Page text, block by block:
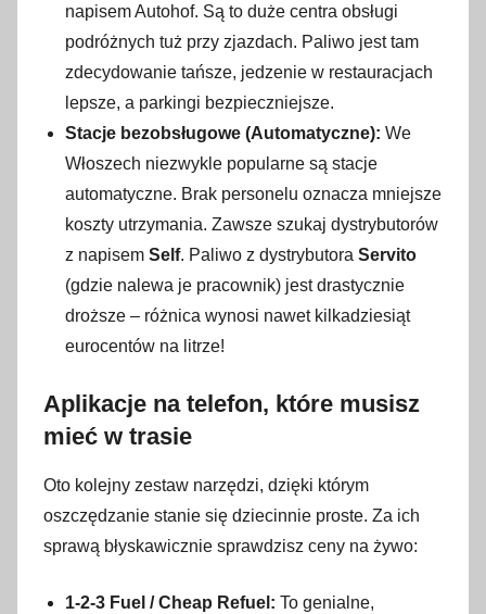
napisem Autohof. Są to duże centra obsługi
podróżnych tuż przy zjazdach. Paliwo jest tam
zdecydowanie tańsze, jedzenie w restauracjach
lepsze, a parkingi bezpieczniejsze.
Stacje bezobsługowe (Automatyczne): We
Włoszech niezwykle popularne są stacje
automatyczne. Brak personelu oznacza mniejsze
koszty utrzymania. Zawsze szukaj dystrybutorów
z napisem Self. Paliwo z dystrybutora Servito
(gdzie nalewa je pracownik) jest drastycznie
droższe – różnica wynosi nawet kilkadziesiąt
eurocentów na litrze!
Aplikacje na telefon, które musisz
mieć w trasie
Oto kolejny zestaw narzędzi, dzięki którym
oszczędzanie stanie się dziecinnie proste. Za ich
sprawą błyskawicznie sprawdzisz ceny na żywo:
1-2-3 Fuel / Cheap Refuel: To genialne,